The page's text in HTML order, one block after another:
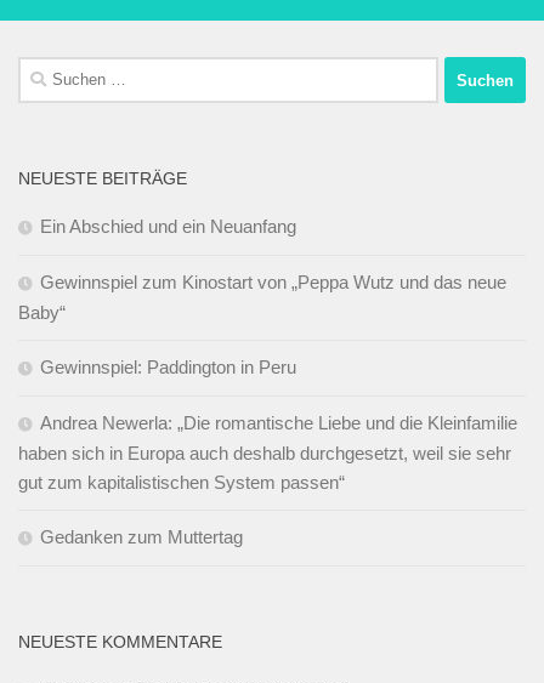
Suchen
nach:
NEUESTE BEITRÄGE
Ein Abschied und ein Neuanfang
Gewinnspiel zum Kinostart von „Peppa Wutz und das neue
Baby“
Gewinnspiel: Paddington in Peru
Andrea Newerla: „Die romantische Liebe und die Kleinfamilie
haben sich in Europa auch deshalb durchgesetzt, weil sie sehr
gut zum kapitalistischen System passen“
Gedanken zum Muttertag
NEUESTE KOMMENTARE